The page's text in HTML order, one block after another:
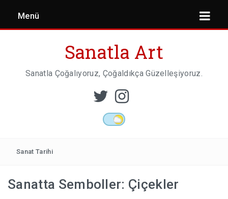
Menü
MIMARI
Sanatla Art
Sanatla Çoğalıyoruz, Çoğaldıkça Güzelleşiyoruz.
Sanat Tarihi
Sanatta Semboller: Çiçekler